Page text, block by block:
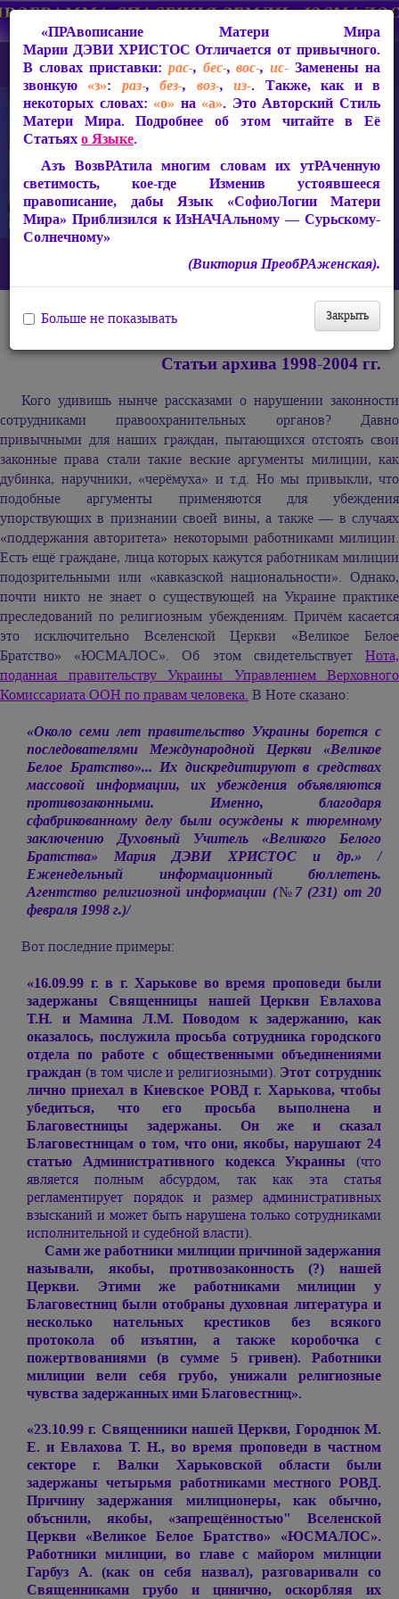
Изтарические материалы
Кто остановит безпредел?
Статьи архива 1998-2004 гг.
Кого удивишь нынче рассказами о нарушении законности
сотрудниками правоохранительных органов? Давно
привычными для наших граждан, пытающихся отстоять свои
законные права стали такие веские аргументы милиции, как
дубинка, наручники, «черёмуха» и т.д. Но мы привыкли, что
подобные аргументы применяются для убеждения
упорствующих в признании своей вины, а также — в случаях
«поддержания авторитета» некоторыми работниками милиции.
Есть ещё граждане, лица которых кажутся работникам милиции
подозрительными или «кавказской национальности». Однако,
почти никто не знает о существующей на Украине практике
преследований по религиозным убеждениям. Причём касается
это исключительно Вселенской Церкви «Великое Белое
Братство» «ЮСМАЛОС». Об этом свидетельствует Нота,
поданная правительству Украины Управлением Верховного
Комиссариата ООН по правам человека. В Ноте сказано:
«Около семи лет правительство Украины борется с
последователями Международной Церкви «Великое
Белое Братство»... Их дискредитируют в средствах
массовой информации, их убеждения объявляются
противозаконными. Именно, благодаря
сфабрикованному делу были осуждены к тюремному
заключению Духовный Учитель «Великого Белого
Братства»Мария ДЭВИ ХРИСТОСи др.» /
Еженедельный информационный бюллетень.
Агентство религиозной информации (№7 (231) от 20
февраля 1998 г.)/
Вот последние примеры:
«16.09.99 г. в г. Харькове во время проповеди были
задержаны Священницы нашей Церкви Евлахова
Т.Н. и Мамина Л.М. Поводом к задержанию, как
оказалось, послужила просьба сотрудника городского
отдела по работе с общественными объединениями
граждан (в том числе и религиозными). Этот сотрудник
лично приехал в Киевское РОВД г. Харькова, чтобы
убедиться, что его просьба выполнена и
Благовестницы задержаны. Он же и сказал
Благовестницам о том, что они, якобы, нарушают 24
статью Административного кодекса Украины (что
является полным абсурдом, так как эта статья
регламентирует порядок и размер административных
взысканий и может быть нарушена только сотрудниками
исполнительной и судебной власти).
Сами же работники милиции причиной задержания
называли, якобы, противозаконность (?) нашей
Церкви. Этими же работниками милиции у
Благовестниц были отобраны духовная литература и
несколько нательных крестиков без всякого
протокола об изъятии, а также коробочка с
пожертвованиями (в сумме 5 гривен). Работники
милиции вели себя грубо, унижали религиозные
чувства задержанных ими Благовестниц».
«23.10.99 г. Священники нашей Церкви, Городнюк М.
Е. и Евлахова Т. Н., во время проповеди в частном
секторе г. Валки Харьковской области были
задержаны четырьмя работниками местного РОВД.
Причину задержания милиционеры, как обычно,
объснили, якобы, «запрещённостью" Вселенской
Церкви «Великое Белое Братство» «ЮСМАЛОС».
Работники милиции, во главе с майором милиции
Гарбуз А. (как он себя назвал), разговаривали со
Священниками грубо и цинично, оскорбляя их
«ПРАвописание Матери Мира
Марии ДЭВИ ХРИСТОС Отличается от привычного.
В словах приставки: рас-, бес-,вос-,ис- Заменены на
звонкую «з»: раз-,без-, воз-,из-. Также, как и в
некоторых словах: «о» на «а». Это Авторский Стиль
Матери Мира. Подробнее об этом читайте в Её
Статьяхо Языке.
Азъ ВозвРАтила многим словам их утРАченную
светимость, кое-где Изменив устоявшееся
правописание, дабы Язык «СофиоЛогии Матери
Мира» Приблизился к ИзНАЧАльному — Сурьскому-
Солнечному»
(Виктория ПреобРАженская).
Закрыть
Больше не показывать